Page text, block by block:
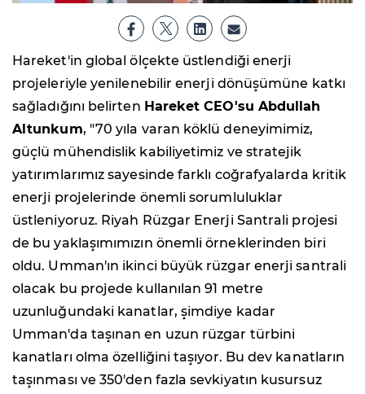
Hareket'in global ölçekte üstlendiği enerji
projeleriyle yenilenebilir enerji dönüşümüne katkı
sağladığını belirten Hareket CEO'su Abdullah
Altunkum, "70 yıla varan köklü deneyimimiz,
güçlü mühendislik kabiliyetimiz ve stratejik
yatırımlarımız sayesinde farklı coğrafyalarda kritik
enerji projelerinde önemli sorumluluklar
üstleniyoruz. Riyah Rüzgar Enerji Santrali projesi
de bu yaklaşımımızın önemli örneklerinden biri
oldu. Umman'ın ikinci büyük rüzgar enerji santrali
olacak bu projede kullanılan 91 metre
uzunluğundaki kanatlar, şimdiye kadar
Umman'da taşınan en uzun rüzgar türbini
kanatları olma özelliğini taşıyor. Bu dev kanatların
taşınması ve 350'den fazla sevkiyatın kusursuz